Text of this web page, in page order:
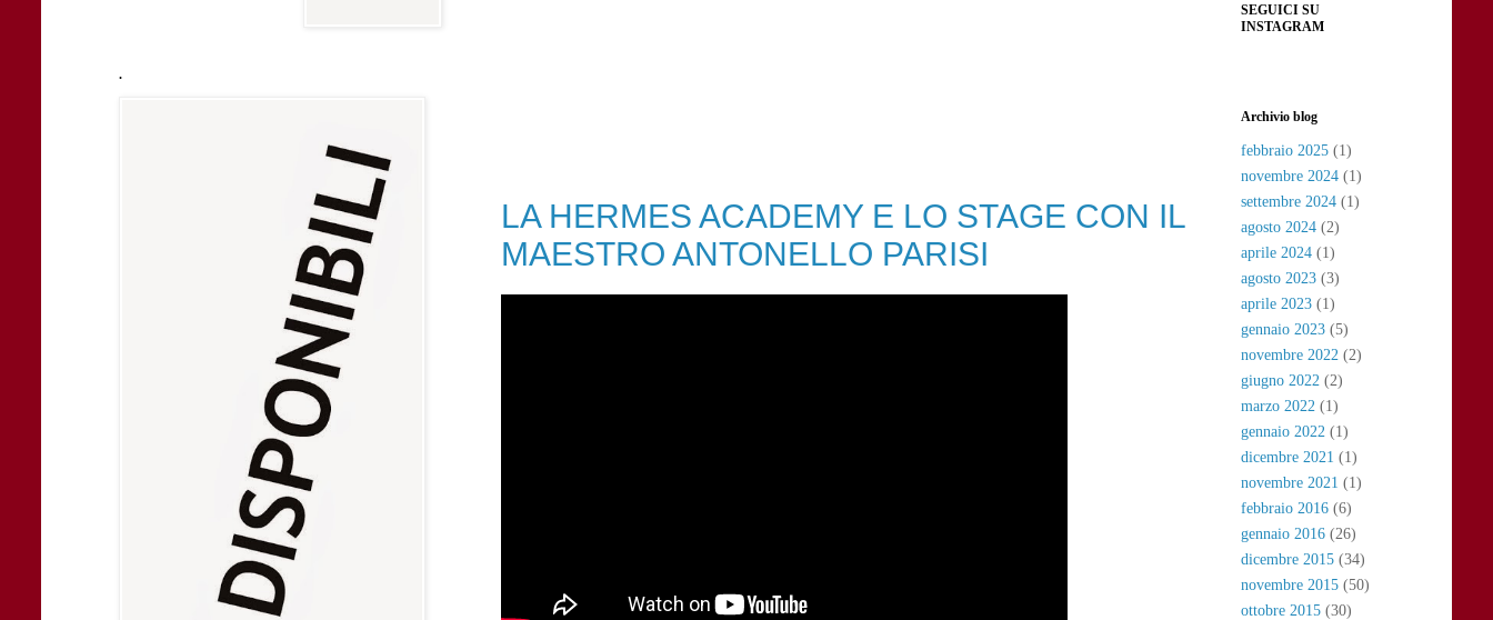
LA HERMES ACADEMY E LO STAGE CON IL
MAESTRO ANTONELLO PARISI
.
SEGUICI SU
INSTAGRAM
Archivio blog
febbraio 2025 (1)
novembre 2024 (1)
settembre 2024 (1)
agosto 2024 (2)
aprile 2024 (1)
agosto 2023 (3)
aprile 2023 (1)
gennaio 2023 (5)
novembre 2022 (2)
giugno 2022 (2)
marzo 2022 (1)
gennaio 2022 (1)
dicembre 2021 (1)
novembre 2021 (1)
febbraio 2016 (6)
gennaio 2016 (26)
dicembre 2015 (34)
novembre 2015 (50)
ottobre 2015 (30)